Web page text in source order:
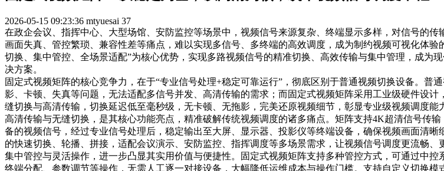
2026-05-15 09:23:36 mtyuesai 37
在政企会议、指挥中心、大型场馆、安防监控等场景中，视频信号来源复杂、终端显示多样，对信号的
画面失真、管控繁琐、兼容性差等痛点，难以实现多信号、多终端的高效调度，成为制约视频可视化体
切换、集中管控、全场景适配”为核心优势，实现多路视频信号的精准切换、高效传输与集中管理，成
决方案。
固定式视频矩阵的核心竞争力，在于“专业信号处理+稳定可靠运行”，彻底区别于普通视频切换设备。
影、卡顿、失真等问题，无法适配多信号并发、高清传输的需求；而固定式视频矩阵采用工业级硬件设
缝切换与高清传输，切换延迟低至毫秒级，无卡顿、无拖影，完美还原视频细节，彰显专业级视频调度能
高清传输与无缝切换，是其核心功能亮点，精准破解传统视频调度的诸多痛点。矩阵支持4K超清信号传
备的视频信号，经过专业信号处理后，稳定输出至大屏、显示器、投影仪等终端设备，确保视频画面清
的快速切换、轮播、拼接，适配会议演示、安防监控、指挥调度等多场景需求，让视频信号调度更流畅、
集中管控与灵活操作，进一步凸显其实用价值与便捷性。固定式视频矩阵支持多种管控方式，可通过中
终端分配、参数调节等操作，无需人工逐一对接设备，大幅降低运维成本与操作门槛。支持自定义切换